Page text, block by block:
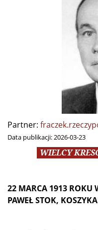
Partner:
Data publikacji:2026-03-23
WIELCY
22 MARCA 1913 ROKU
PAWEŁ STOK,